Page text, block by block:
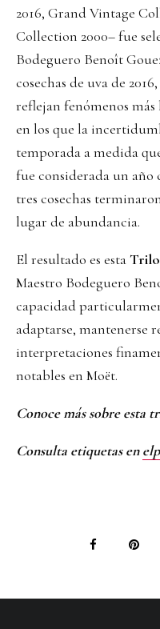
2016, Grand Vintage
Collection 2000– fue
Bodeguero Benoît
cosechas de uva de
reflejan fenómenos
en los que la
temporada a medida
fue considerada un año
tres cosechas
lugar de abundancia.
El resultado es esta
Maestro Bodeguero
capacidad
adaptarse, mantenerse
interpretaciones
notables en Moët.
Conoce más sobre esta
Consulta etiquetas en